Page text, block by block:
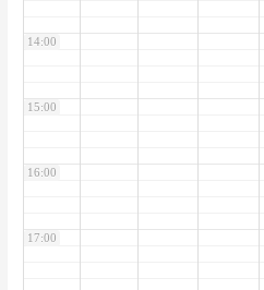
14:00
15:00
16:00
17:00